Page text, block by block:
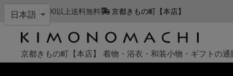
¥11,000以上送料無料 京都きもの町【本店】
京都きもの町【本店】 着物・浴衣・和装小物・ギフトの通